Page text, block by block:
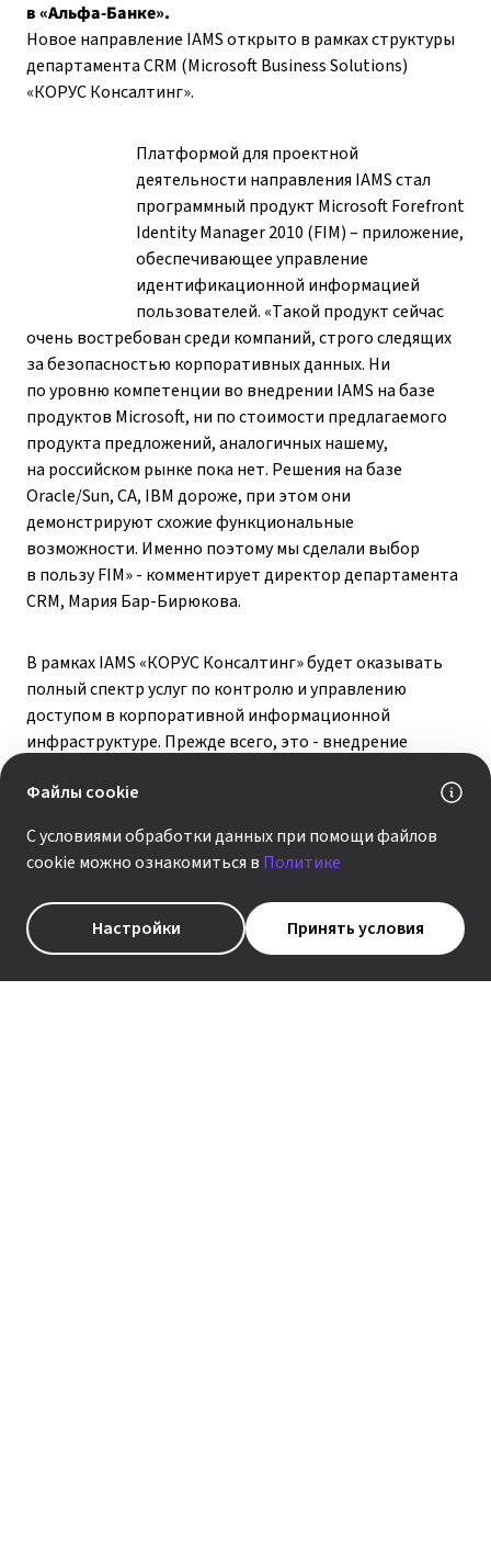
в «Альфа-Банке».
Новое направление IAMS открыто в рамках структуры
департамента CRM (Microsoft Business Solutions)
«КОРУС Консалтинг».
Платформой для проектной
деятельности направления IAMS стал
программный продукт Microsoft Forefront
Identity Manager 2010 (FIM) – приложение,
обеспечивающее управление
идентификационной информацией
пользователей. «Такой продукт сейчас
очень востребован среди компаний, строго следящих
за безопасностью корпоративных данных. Ни
по уровню компетенции во внедрении IAMS на базе
продуктов Microsoft, ни по стоимости предлагаемого
продукта предложений, аналогичных нашему,
на российском рынке пока нет. Решения на базе
Oracle/Sun, CA, IBM дороже, при этом они
демонстрируют схожие функциональные
возможности. Именно поэтому мы сделали выбор
в пользу FIM» - комментирует директор департамента
CRM, Мария Бар-Бирюкова.
В рамках IAMS «КОРУС Консалтинг» будет оказывать
полный спектр услуг по контролю и управлению
доступом в корпоративной информационной
инфраструктуре. Прежде всего, это - внедрение
идентификационными данными пользователей,
автоматизация процессов управления учётными
записями сотрудников, внедрение единого
инструмента контроля полномочий сотрудников
и аудита активности пользователей.
«Сегодня значительное количество бизнес-процессов
Файлы cookie
С условиями обработки данных при помощи файлов
cookie можно ознакомиться в Политике
Настройки Принять условия